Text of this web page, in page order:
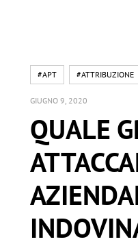
#APT #ATTRIBUZIONE
GIUGNO 9, 2020
QUALE